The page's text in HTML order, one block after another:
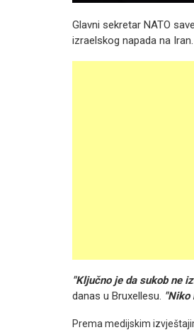
Glavni sekretar NATO
izraelskog napada na Iran.
"Ključno je da sukob ne
danas u Bruxellesu. "Niko
Prema medijskim